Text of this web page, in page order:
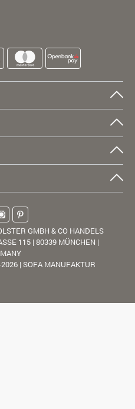
GMBH & CO HANDELS
115 | 80339 MÜNCHEN |
| SOFA MANUFAKTUR